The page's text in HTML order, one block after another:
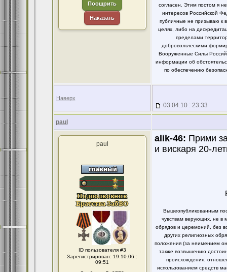
Поощрить
Наказать
согласен. Этим постом я
интересов Российской
публичные не призываю к
целях, либо на
пределами
добровольческими
Вооруженные Силы
информации об
по обеспечению
Наверх
03.04.10 : 23:33
paul
paul
ID пользователя #3
Зарегистрирован: 19.10.06 :
09:51
alik-46: Прими
и вискаря 20-
Вышеопубликованным
чувствам верующих, не в
обрядов и церемоний, без
других религиозных
положения (за неимением
также возвышению
происхождения,
использованием средств